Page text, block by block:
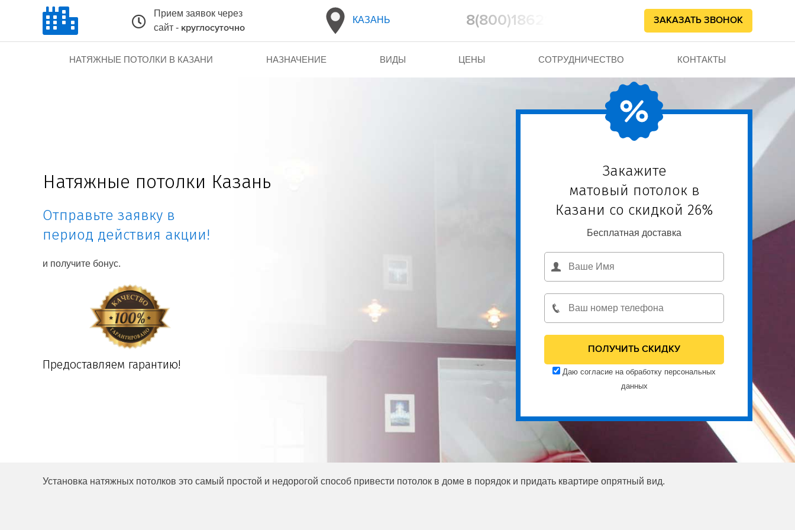
Прием заявок через
сайт - круглосуточно
КАЗАНЬ 8(800)1862102 ЗАКАЗАТЬ ЗВОНОК
НАТЯЖНЫЕ ПОТОЛКИ В КАЗАНИ НАЗНАЧЕНИЕ ВИДЫ ЦЕНЫ СОТРУДНИЧЕСТВО КОНТАКТЫ
Натяжные потолки Казань
Отправьте заявку в
период действия акции!
и получите бонус.
Предоставляем гарантию!
Закажите
матовый потолок в
Казани со скидкой 26%
Бесплатная доставка
Даю согласие на обработку персональных
данных
Установка натяжных потолков это самый простой и недорогой способ привести потолок в доме в порядок и придать квартире опрятный вид.